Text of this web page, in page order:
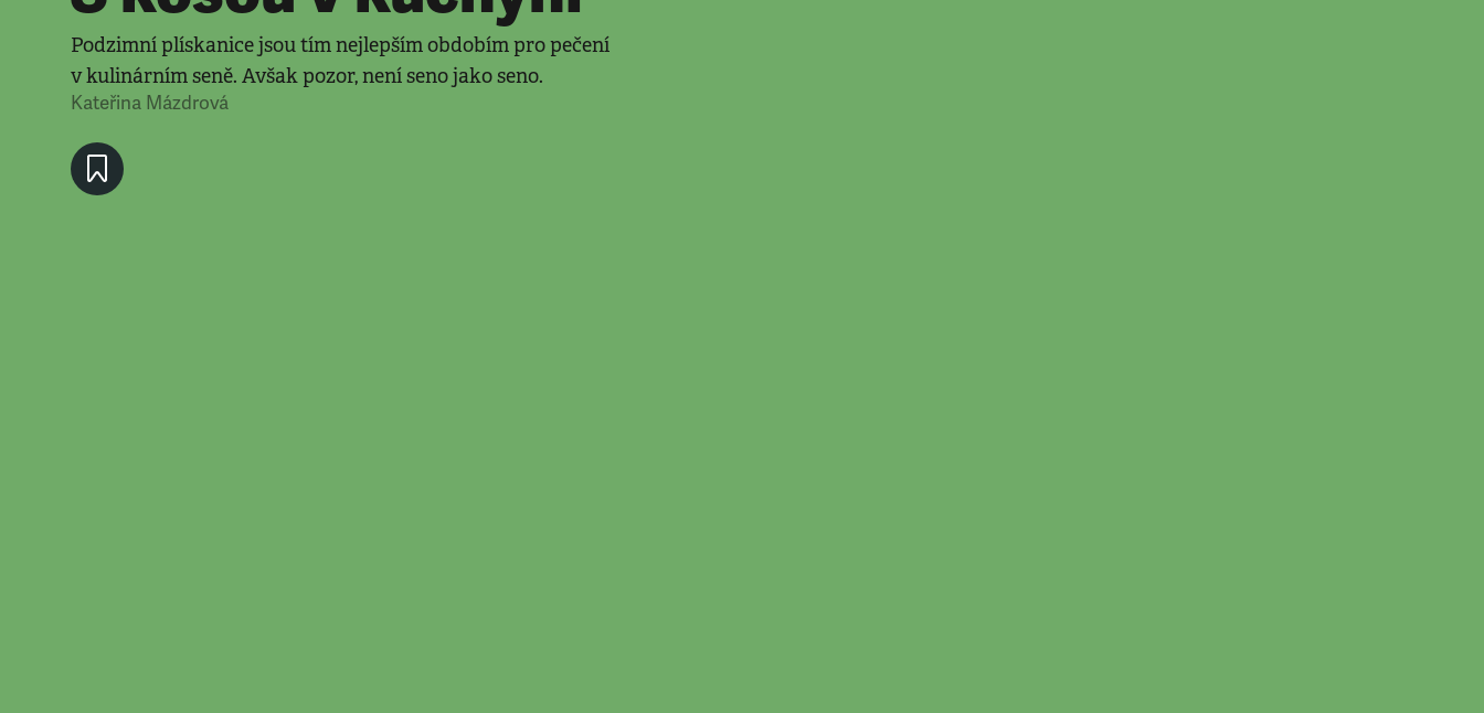
Podzimní plískanice jsou tím nejlepším obdobím pro pečení
v kulinárním seně. Avšak pozor, není seno jako seno.
Kateřina Mázdrová